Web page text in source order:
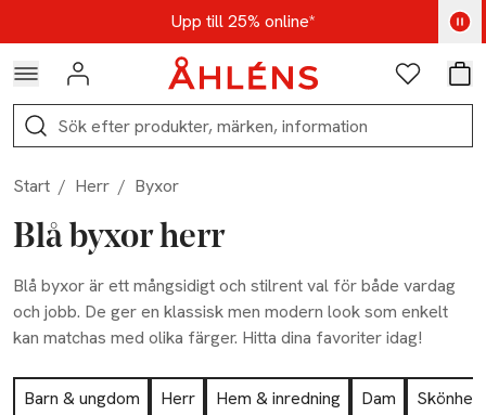
Hoppa till navigationsmenynUpp till 25% online*
Kod: AUG25 - Shoppa nu
Logga in Favoriter
Sök
Start / Herr / Byxor
Blå byxor herr
Blå byxor är ett mångsidigt och stilrent val för både vardag
och jobb. De ger en klassisk men modern look som enkelt
kan matchas med olika färger. Hitta dina favoriter idag!
Hoppa till produktsidan
Barn & ungdom Herr Hem & inredning Dam
Skönhet